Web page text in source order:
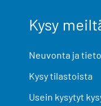
Kysy
Neuvonta ja
Kysy tilastoista
Usein kysytyt